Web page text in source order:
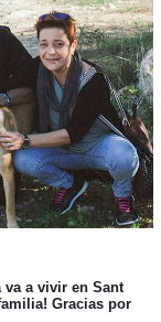
va a vivir en Sant
Gracias por